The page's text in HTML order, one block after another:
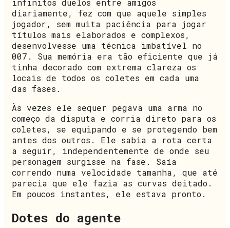
infinitos duelos entre amigos
diariamente, fez com que aquele simples
jogador, sem muita paciência para jogar
títulos mais elaborados e complexos,
desenvolvesse uma técnica imbatível no
007. Sua memória era tão eficiente que já
tinha decorado com extrema clareza os
locais de todos os coletes em cada uma
das fases.
Às vezes ele sequer pegava uma arma no
começo da disputa e corria direto para os
coletes, se equipando e se protegendo bem
antes dos outros. Ele sabia a rota certa
a seguir, independentemente de onde seu
personagem surgisse na fase. Saía
correndo numa velocidade tamanha, que até
parecia que ele fazia as curvas deitado.
Em poucos instantes, ele estava pronto.
Dotes do agente